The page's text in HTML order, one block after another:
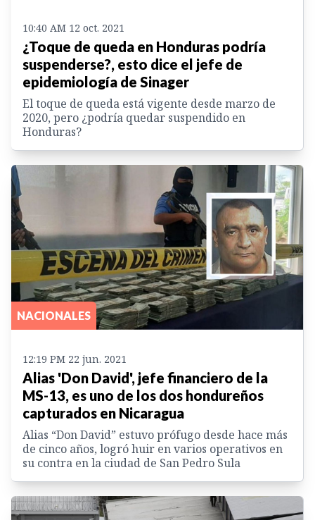
10:40 AM 12 oct. 2021
¿Toque de queda en Honduras podría
suspenderse?, esto dice el jefe de
epidemiología de Sinager
El toque de queda está vigente desde marzo de
2020, pero ¿podría quedar suspendido en
Honduras?
NACIONALES
12:19 PM 22 jun. 2021
Alias 'Don David', jefe financiero de la
MS-13, es uno de los dos hondureños
capturados en Nicaragua
Alias “Don David” estuvo prófugo desde hace más
de cinco años, logró huir en varios operativos en
su contra en la ciudad de San Pedro Sula